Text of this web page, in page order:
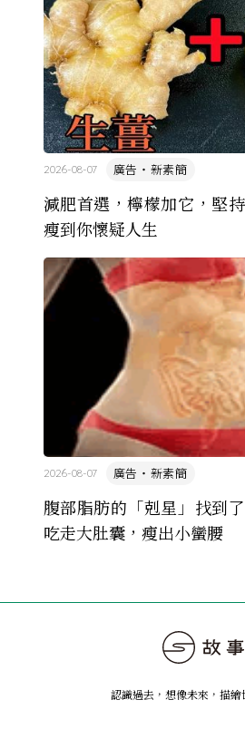
減肥首選，檸檬加它，堅
瘦到你懷疑人生
廣告・新素簡
2026-08-07
腹部脂肪的「剋星」找到
吃走大肚囊，瘦出小蠻腰
廣告・新素簡
2026-08-07
認識過去，想像未來 ， 描繪